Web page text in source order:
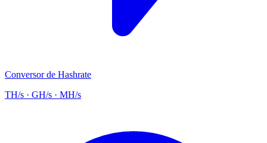
Conversor de Hashrate
TH/s · GH/s · MH/s